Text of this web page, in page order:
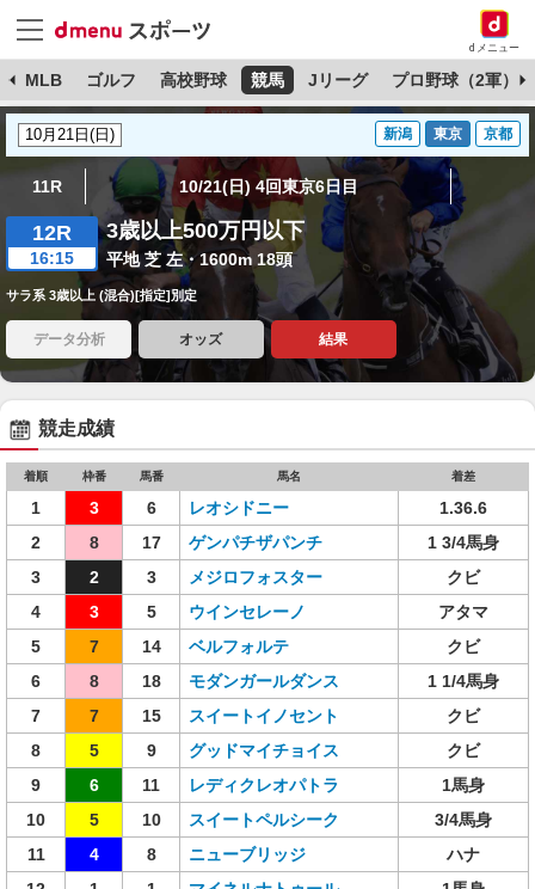
dメニュー
MLB ゴルフ 高校野球 競馬 Jリーグ プロ野球（2軍）
新潟 東京 京都
11R 10/21(日) 4回東京6日目
12R
16:15
3歳以上500万円以下
平地 芝 左・1600m 18頭
サラ系 3歳以上 (混合)[指定]別定
データ分析 オッズ 結果
競走成績
着順 枠番 馬番 馬名 着差
1 3 6 レオシドニー
1.36.6
2
8 17 ゲンパチザパンチ
1 3/4馬身
3
2 3 メジロフォスター
クビ
4
3 5 ウインセレーノ
アタマ
5
7 14 ベルフォルテ
クビ
6
8 18 モダンガールダンス
1 1/4馬身
7
7 15 スイートイノセント
クビ
8
5 9 グッドマイチョイス
クビ
9
6 11 レディクレオパトラ
1馬身
10
5 10 スイートペルシーク
3/4馬身
11
4 8 ニューブリッジ
ハナ